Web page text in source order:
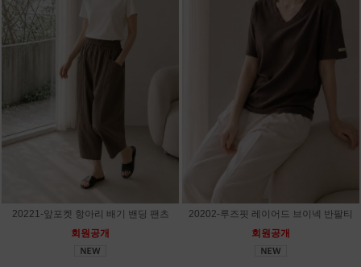
20221-앞포켓 항아리 배기 밴딩 팬츠
회원공개
20202-루즈핏 레이어드 브이넥 반팔티
회원공개